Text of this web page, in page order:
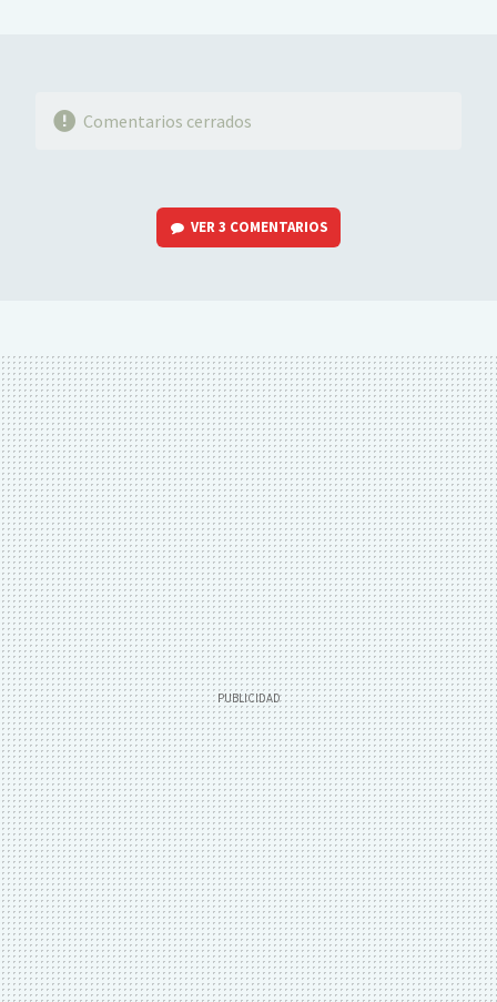
Comentarios cerrados
VER3 COMENTARIOS